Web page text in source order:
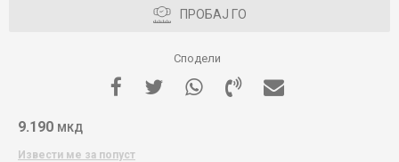
ПРОБАЈ ГО
Сподели
9.190 МКД
Извести ме за попуст